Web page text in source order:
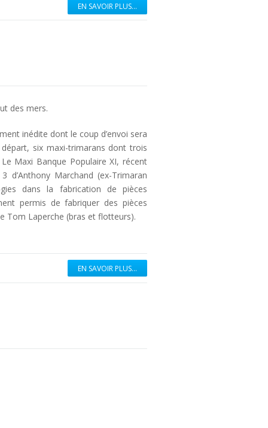
EN SAVOIR PLUS...
des mers.
inédite dont le coup d’envoi sera
six maxi-trimarans dont trois
Maxi Banque Populaire XI, récent
d’Anthony Marchand (ex-Trimaran
dans la fabrication de pièces
permis de fabriquer des pièces
Tom Laperche (bras et flotteurs).
EN SAVOIR PLUS...